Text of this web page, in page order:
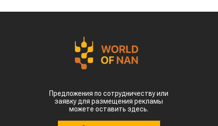
Предложения по сотрудничеству или
заявку для размещения рекламы
можете оставить здесь.